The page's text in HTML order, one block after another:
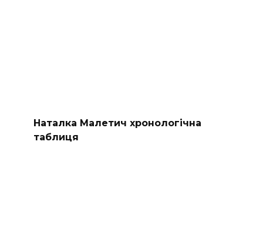
Наталка Малетич хронологічна
таблиця